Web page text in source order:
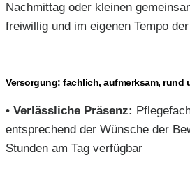
Nachmittag oder kleinen
freiwillig und im eigenen Tempo
Versorgung: fachlich, aufmerksam, rund
• Verlässliche Präsenz:
entsprechend der Wünsche der
Stunden am Tag verfügbar